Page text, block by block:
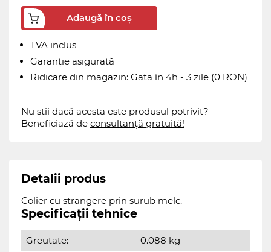
Adaugă în coș
TVA inclus
Garanție asigurată
Ridicare din magazin: Gata în 4h - 3 zile (0 RON)
Nu știi dacă acesta este produsul potrivit?
Beneficiază de consultanță gratuită!
Detalii produs
Colier cu strangere prin surub melc.
Specificații tehnice
Greutate: 0.088 kg